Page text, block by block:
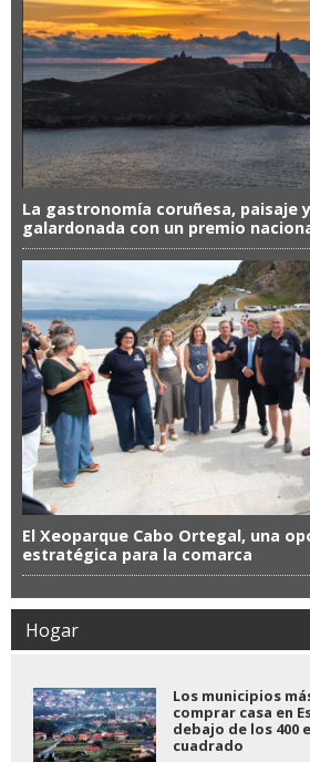
La gastronomía coruñesa, paisaje
galardonada con un premio
El Xeoparque Cabo Ortegal, una
estratégica para la comarca
Hogar
Los municipios
comprar casa en
debajo de los 400
cuadrado